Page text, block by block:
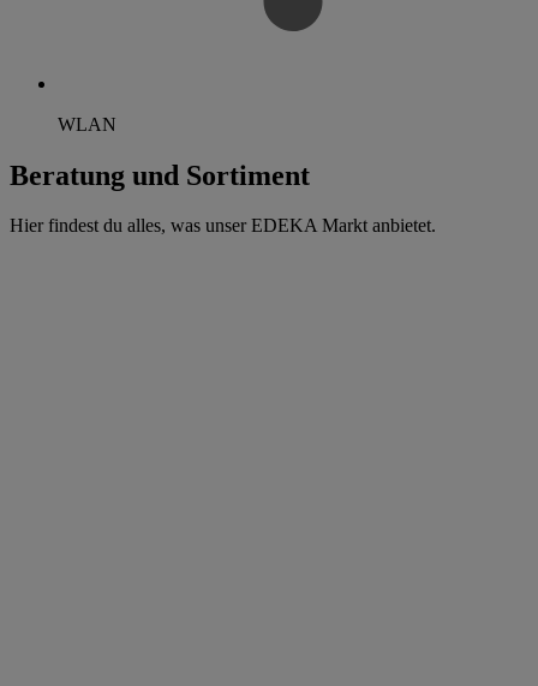
WLAN
Beratung und Sortiment
Hier findest du alles, was unser EDEKA Markt anbietet.